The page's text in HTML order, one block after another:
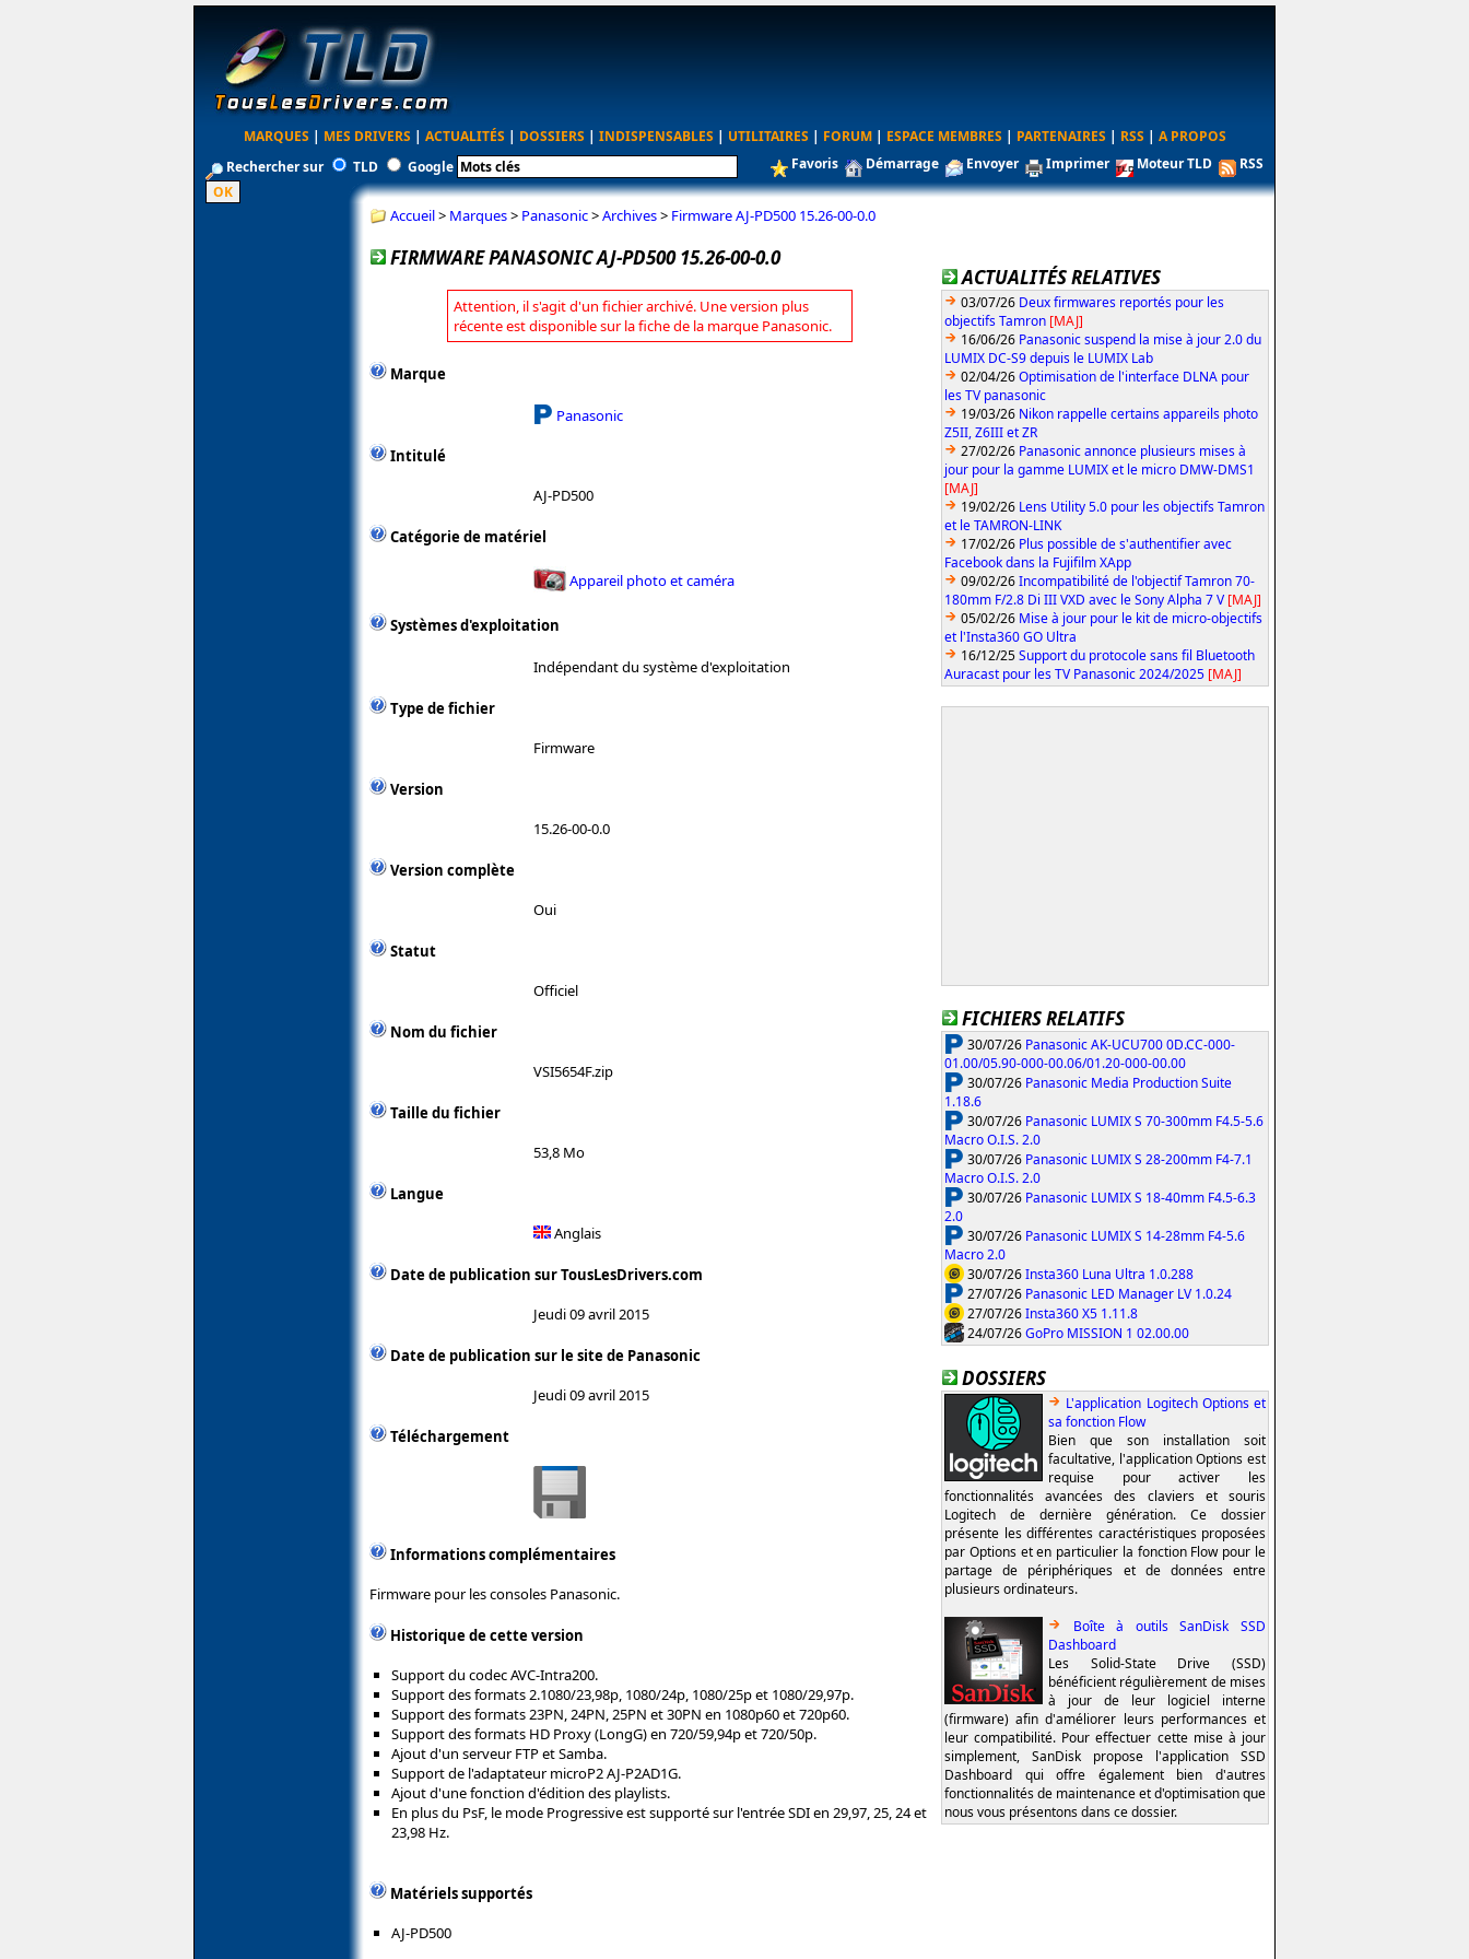
MARQUES | MES DRIVERS | ACTUALITÉS | DOSSIERS | INDISPENSABLES | UTILITAIRES | FORUM | ESPACE MEMBRES | PARTENAIRES | RSS | A PROPOS
Rechercher sur
TLD Google Favoris Démarrage Envoyer Imprimer Moteur TLD RSS
Accueil> Marques> Panasonic>Archives> Firmware AJ-PD500 15.26-00-0.0
FIRMWARE PANASONIC AJ-PD500 15.26-00-0.0
Attention, il s'agit d'un fichier archivé. Une version plus
récente est disponible sur la fiche de la marque Panasonic.
Marque
Panasonic
Intitulé
AJ-PD500
Catégorie de matériel
Appareil photo et caméra
Systèmes d'exploitation
Indépendant du système d'exploitation
Type de fichier
Firmware
Version
15.26-00-0.0
Version complète
Oui
Statut
Officiel
Nom du fichier
VSI5654F.zip
Taille du fichier
53,8 Mo
Langue
Anglais
Date de publication sur TousLesDrivers.com
Jeudi 09 avril 2015
Date de publication sur le site de Panasonic
Jeudi 09 avril 2015
Téléchargement
Informations complémentaires
Firmware pour les consoles Panasonic.
Historique de cette version
Support du codec AVC-Intra200.
Support des formats 2.1080/23,98p, 1080/24p, 1080/25p et 1080/29,97p.
Support des formats 23PN, 24PN, 25PN et 30PN en 1080p60 et 720p60.
Support des formats HD Proxy (LongG) en 720/59,94p et 720/50p.
Ajout d'un serveur FTP et Samba.
Support de l'adaptateur microP2 AJ-P2AD1G.
Ajout d'une fonction d'édition des playlists.
En plus du PsF, le mode Progressive est supporté sur l'entrée SDI en 29,97, 25, 24 et
23,98 Hz.
Matériels supportés
AJ-PD500
ACTUALITÉS RELATIVES
03/07/26 Deux firmwares reportés pour les
objectifs Tamron [MAJ]
16/06/26 Panasonic suspend la mise à jour 2.0 du
LUMIX DC-S9 depuis le LUMIX Lab
02/04/26Optimisation de l'interface DLNA pour
les TV panasonic
19/03/26 Nikon rappelle certains appareils photo
Z5II, Z6III et ZR
27/02/26 Panasonic annonce plusieurs mises à
jour pour la gamme LUMIX et le micro DMW-DMS1
[MAJ]
19/02/26 Lens Utility 5.0 pour les objectifs Tamron
et le TAMRON-LINK
17/02/26 Plus possible de s'authentifier avec
Facebook dans la Fujifilm XApp
09/02/26Incompatibilité de l'objectif Tamron 70-
180mm F/2.8 Di III VXD avec le Sony Alpha 7 V [MAJ]
05/02/26 Mise à jour pour le kit de micro-objectifs
et l'Insta360 GO Ultra
16/12/25Support du protocole sans fil Bluetooth
Auracast pour les TV Panasonic 2024/2025 [MAJ]
FICHIERS RELATIFS
30/07/26 Panasonic AK-UCU700 0D.CC-000-
01.00/05.90-000-00.06/01.20-000-00.00
30/07/26 Panasonic Media Production Suite
1.18.6
30/07/26 Panasonic LUMIX S 70-300mm F4.5-5.6
Macro O.I.S. 2.0
30/07/26 Panasonic LUMIX S 28-200mm F4-7.1
Macro O.I.S. 2.0
30/07/26 Panasonic LUMIX S 18-40mm F4.5-6.3
2.0
30/07/26 Panasonic LUMIX S 14-28mm F4-5.6
Macro 2.0
30/07/26Insta360 Luna Ultra 1.0.288
27/07/26 Panasonic LED Manager LV 1.0.24
27/07/26Insta360 X5 1.11.8
24/07/26GoPro MISSION 1 02.00.00
DOSSIERS
L'application Logitech Options et
sa fonction Flow
Bien que son installation soit
facultative, l'application Options est
requise pour activer les
fonctionnalités avancées des claviers et souris
Logitech de dernière génération. Ce dossier
présente les différentes caractéristiques proposées
par Options et en particulier la fonction Flow pour le
partage de périphériques et de données entre
plusieurs ordinateurs.
Boîte à outils SanDisk SSD
Dashboard
Les Solid-State Drive (SSD)
bénéficient régulièrement de mises
à jour de leur logiciel interne
(firmware) afin d'améliorer leurs performances et
leur compatibilité. Pour effectuer cette mise à jour
simplement, SanDisk propose l'application SSD
Dashboard qui offre également bien d'autres
fonctionnalités de maintenance et d'optimisation que
nous vous présentons dans ce dossier.